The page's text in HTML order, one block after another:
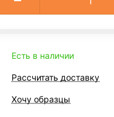
Есть в наличии
Рассчитать доставку
Хочу образцы